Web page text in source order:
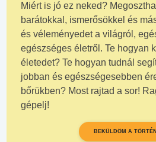
Miért is jó ez neked?
barátokkal, ismerősökkel és
és véleményedet a világról,
egészséges életről. Te hogyan
életedet? Te hogyan tudnál
jobban és egészségesebben
bőrükben? Most rajtad a sor!
gépelj!
BEKÜLDÖM A